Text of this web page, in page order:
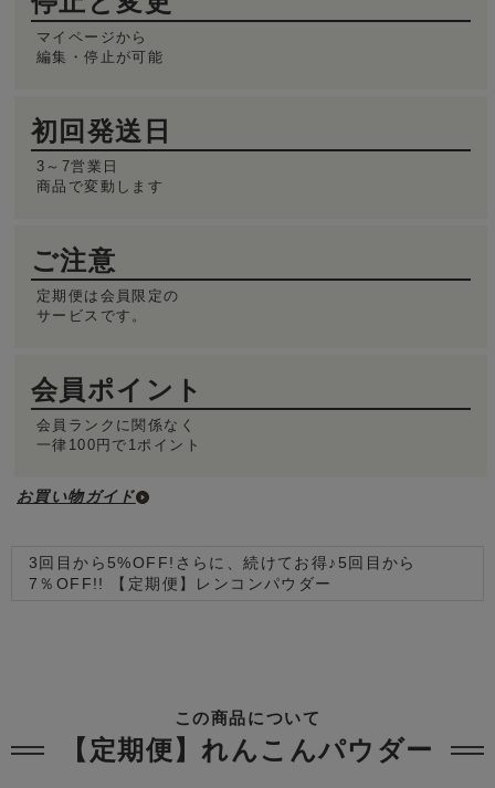
マイページから
編集・停止が可能
初回発送日
3～7営業日
商品で変動します
ご注意
定期便は会員限定の
サービスです。
会員ポイント
会員ランクに関係なく
一律100円で1ポイント
お買い物ガイド
3回目から5%OFF!さらに、続けてお得♪5回目から
7％OFF!! 【定期便】レンコンパウダー
この商品について
【定期便】れんこんパウダー